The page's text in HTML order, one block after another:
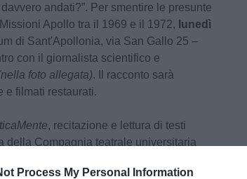
Process My Personal Information
andati?”. Per smentire le presunte
Apollo tra il 1969 e il 1972, lunedì
di Sant'Apollonia, via San Gallo 25 –
con il giornalista scientifico e
foto allegata). Il racconto sarà
e filmati restaurati.
, recitazione e lettura di testi
della Compagnia teatrale universitaria
Megale.